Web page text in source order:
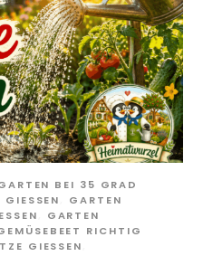
BEI 35 GRAD
GARTEN
GARTEN
RICHTIG
GIESSEN